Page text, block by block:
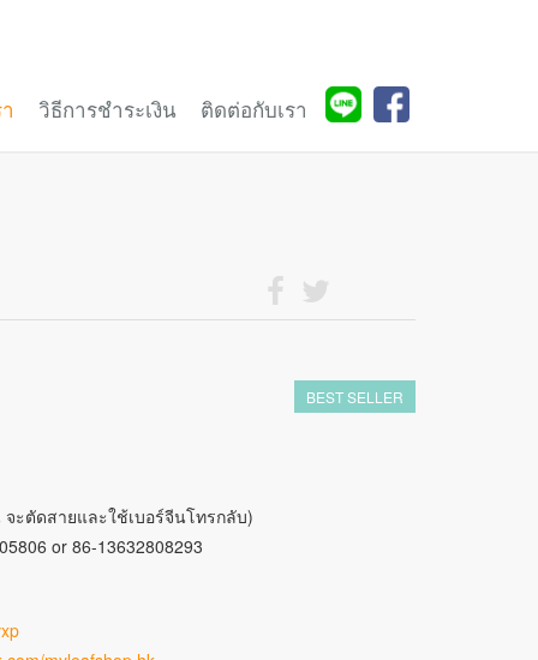
วิธีการชำระเงิน ติดต่อกับเรา
BEST SELLER
ะตัดสายและใช้เบอร์จีนโทรกลับ)
or 86-13632808293